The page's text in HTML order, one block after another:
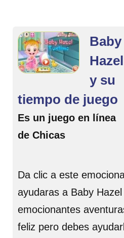
Baby
Hazel
y su
tiempo de juego
Es un juego en línea
de Chicas
Da clic a este
ayudaras a Baby
emocionantes
feliz pero debes